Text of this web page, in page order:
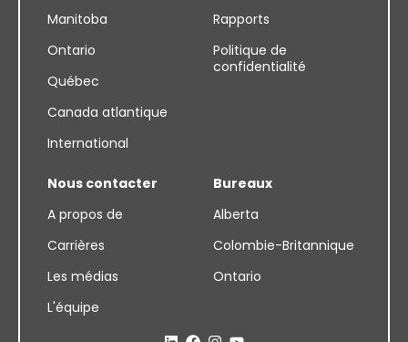
Manitoba
Ontario
Québec
Canada atlantique
International
Rapports
Politique de
confidentialité
Nous contacter
A propos de
Carrières
Les médias
L'équipe
Bureaux
Alberta
Colombie-Britannique
Ontario